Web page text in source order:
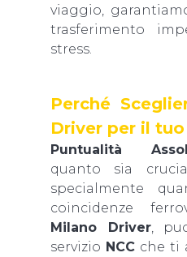
viaggio,
trasferimento
stress.
Perché
Driver per il tuo
Puntualità
quanto sia
specialmente
coincidenze
Milano Driver,
servizio NCC che ti